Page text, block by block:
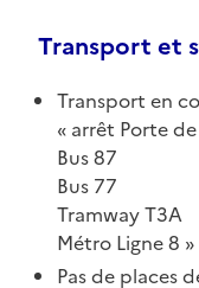
Transport et
Transport en
arrêt Porte
Bus 87
Bus 77
Tramway T3A
Métro Ligne 8
Pas de places